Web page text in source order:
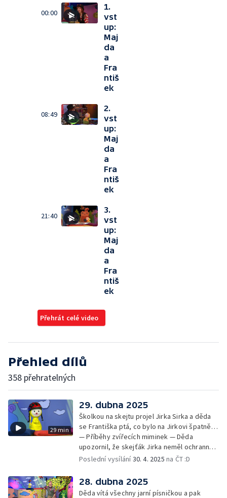
00:00
1.
vst
up:
Maj
da
a
Fra
ntiš
ek
08:49
2.
vst
up:
Maj
da
a
Fra
ntiš
ek
21:40
3.
vst
up:
Maj
da
a
Fra
ntiš
ek
Přehrát celé video
Přehled dílů
358 přehratelných
29 min
29. dubna 2025
Školkou na skejtu projel Jirka Sirka a děda
se Františka ptá, co bylo na Jirkovi špatně…
— Příběhy zvířecích miminek — Děda
upozornil, že skejťák Jirka neměl ochranné
pomůcky: helmu a chrániče pro
Obrázky a rozloučení
Poslední vysílání30. 4. 2025 na ČT :D
28. dubna 2025
Děda vítá všechny jarní písničkou a pak